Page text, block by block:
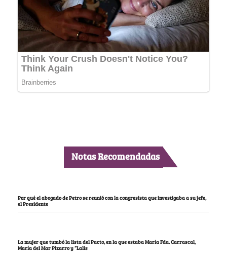
Notas Recomendadas
Por qué el abogado de Petro se reunió con la congresista que investigaba a su jefe,
el Presidente
La mujer que tumbó la lista del Pacto, en la que estaba María Fda. Carrascal,
María del Mar Pizarro y “Lalis